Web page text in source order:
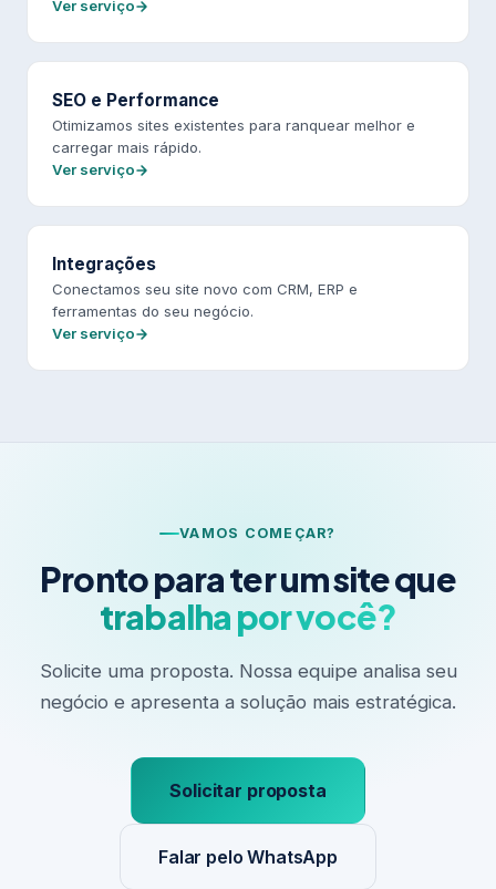
Ver serviço
SEO e Performance
Otimizamos sites existentes para ranquear melhor e
carregar mais rápido.
Ver serviço
Integrações
Conectamos seu site novo com CRM, ERP e
ferramentas do seu negócio.
Ver serviço
VAMOS COMEÇAR?
Pronto para ter um site que
trabalha por você?
Solicite uma proposta. Nossa equipe analisa seu
negócio e apresenta a solução mais estratégica.
Solicitar proposta
Falar pelo WhatsApp